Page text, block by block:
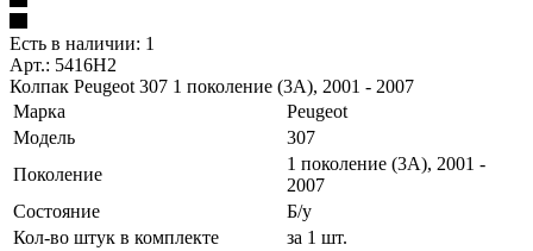
Есть в наличии: 1
Арт.: 5416H2
Колпак Peugeot 307 1 поколение (3A), 2001 - 2007
Марка
Peugeot
Модель
307
Поколение
1 поколение (3A), 2001 -
2007
Состояние
Б/у
Кол-во штук в комплекте
за 1 шт.